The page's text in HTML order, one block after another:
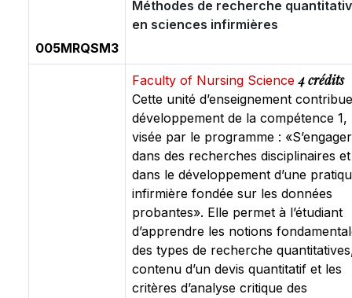
005MRQSM3
Méthodes de recherche
en sciences infirmières
Faculty of Nursing Science4 crédits
Cette unité d’enseignement
développement de la compétence 1,
visée par le programme : «S’engager
dans des recherches disciplinaires et
dans le développement d’une
infirmière fondée sur les données
probantes». Elle permet à l’étudiant
d’apprendre les notions
des types de recherche
contenu d’un devis quantitatif et les
critères d’analyse critique des